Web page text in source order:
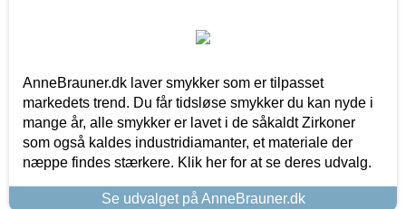
AnneBrauner.dk laver smykker som er tilpasset
markedets trend. Du får tidsløse smykker du kan nyde i
mange år, alle smykker er lavet i de såkaldt Zirkoner
som også kaldes industridiamanter, et materiale der
næppe findes stærkere. Klik her for at se deres udvalg.
Se udvalget på AnneBrauner.dk